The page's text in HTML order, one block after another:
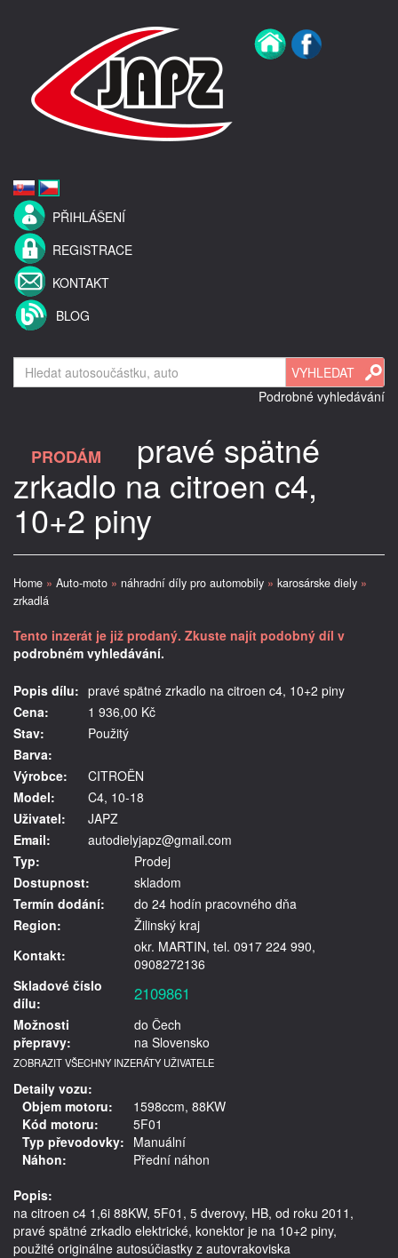
PŘIHLÁŠENÍ
REGISTRACE
KONTAKT
BLOG
Podrobné vyhledávání
PRODÁM pravé spätné
zrkadlo na citroen c4,
10+2 piny
Home » Auto-moto » náhradní díly pro automobily » karosárske diely »
zrkadlá
Tento inzerát je již prodaný. Zkuste najít podobný díl v
podrobném vyhledávání.
Popis dílu: pravé spätné zrkadlo na citroen c4, 10+2 piny
Cena:
1 936,00 Kč
Stav:
Použitý
Barva:
Výrobce:
CITROËN
Model:
C4, 10-18
Uživatel:
JAPZ
Email:
autodielyjapz@gmail.com
Typ:
Prodej
Dostupnost:
skladom
Termín dodání:
do 24 hodín pracovného dňa
Region:
Žilinský kraj
Kontakt:
okr. MARTIN, tel. 0917 224 990,
0908272136
Skladové číslo
dílu:
2109861
Možnosti
přepravy:
do Čech
na Slovensko
ZOBRAZIT VŠECHNY INZERÁTY UŽIVATELE
Detaily vozu:
Objem motoru:
1598ccm, 88KW
Kód motoru:
5F01
Typ převodovky: Manuální
Náhon:
Přední náhon
Popis:
na citroen c4 1,6i 88KW, 5F01, 5 dverovy, HB, od roku 2011,
pravé spätné zrkadlo elektrické, konektor je na 10+2 piny,
použité originálne autosúčiastky z autovrakoviska